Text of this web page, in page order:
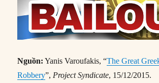
Nguồn: Yanis Varoufakis, “The Great
Robbery”, Project Syndicate, 15/12/2015.